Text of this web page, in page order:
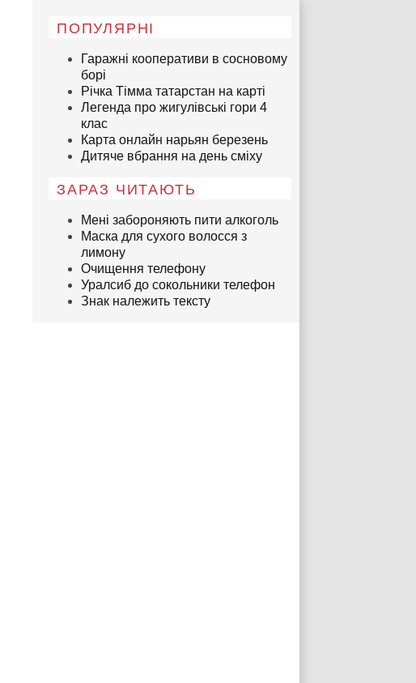
ПОПУЛЯРНІ
Гаражні кооперативи в сосновому
борі
Річка Тімма татарстан на карті
Легенда про жигулівські гори 4
клас
Карта онлайн нарьян березень
Дитяче вбрання на день сміху
ЗАРАЗ ЧИТАЮТЬ
Мені забороняють пити алкоголь
Маска для сухого волосся з
лимону
Очищення телефону
Уралсиб до сокольники телефон
Знак належить тексту